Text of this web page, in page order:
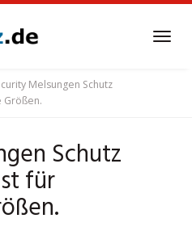
Melsungen Schutz
Größen.
Schutz
für